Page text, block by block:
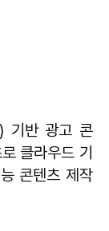
기반 광고 콘
클라우드 기
콘텐츠 제작